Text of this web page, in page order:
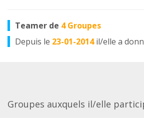
Teamer de 4 Groupes
Depuis le 23-01-2014 il/elle a
Groupes auxquels il/elle